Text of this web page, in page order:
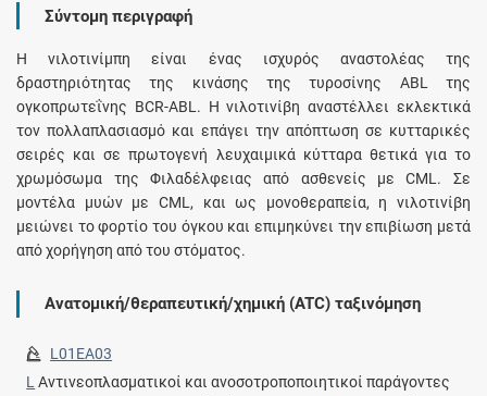
Σύντομη περιγραφή
Η νιλοτινίμπη είναι ένας ισχυρός αναστολέας της
δραστηριότητας της κινάσης της τυροσίνης ABL της
ογκοπρωτεΐνης BCR-ABL. Η νιλοτινίβη αναστέλλει εκλεκτικά
τον πολλαπλασιασμό και επάγει την απόπτωση σε κυτταρικές
σειρές και σε πρωτογενή λευχαιμικά κύτταρα θετικά για το
χρωμόσωμα της Φιλαδέλφειας από ασθενείς με CML. Σε
μοντέλα μυών με CML, και ως μονοθεραπεία, η νιλοτινίβη
μειώνει το φορτίο του όγκου και επιμηκύνει την επιβίωση μετά
από χορήγηση από του στόματος.
Ανατομική/θεραπευτική/χημική (ATC) ταξινόμηση
L01EA03
L Αντινεοπλασματικοί και ανοσοτροποποιητικοί παράγοντες